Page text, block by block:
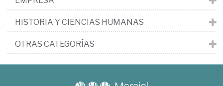
HISTORIA Y CIENCIAS HUMANAS
OTRAS CATEGORÍAS